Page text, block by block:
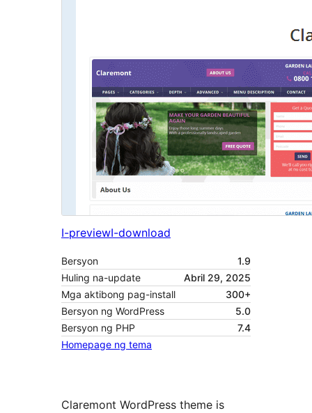
I-previewI-download
Bersyon
1.9
Huling na-update
Abril 29, 2025
Mga aktibong pag-install
300+
Bersyon ng WordPress
5.0
Bersyon ng PHP
7.4
Homepage ng tema
Claremont WordPress theme is